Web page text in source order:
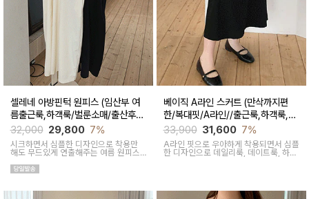
셀레네 아방핀턱 원피스 (임산부 여
름출근룩,하객룩/벌룬소매/출산후
착용가능)
32,000 29,800 7%
시크하면서 심플한 디자인으로 착용만
해도 무드있게 연출해주는 여름 원피스
베이직 A라인 스커트 (만삭까지편
한/복대핏/A라인//출근룩,하객룩,격
식룩)
33,900 31,600 7%
A라인 핏으로 우아하게 착용되면서 심플
한 디자인으로 데일리룩, 데이트룩, 하객